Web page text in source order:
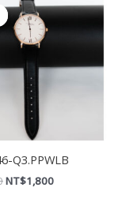
Q3.PPWLB
始
價
格：
NT$4,500。
NT$1,800
前